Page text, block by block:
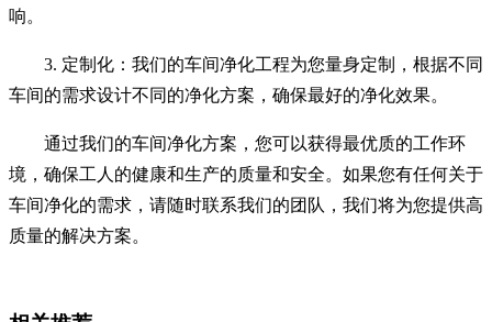
响。
3. 定制化：我们的车间净化工程为您量身定制，根据不同
车间的需求设计不同的净化方案，确保最好的净化效果。
通过我们的车间净化方案，您可以获得最优质的工作环
境，确保工人的健康和生产的质量和安全。如果您有任何关于
车间净化的需求，请随时联系我们的团队，我们将为您提供高
质量的解决方案。